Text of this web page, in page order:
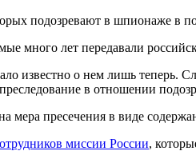
подозревают в шпионаже в
много лет передавали
известно о нем лишь теперь.
в отношении
мера пресечения в виде
миссии России,